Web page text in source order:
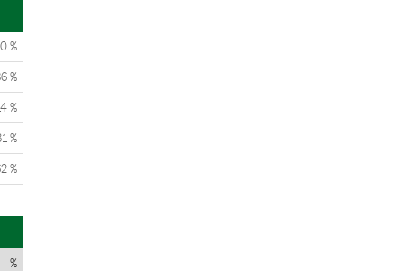
%
%
%
%
%
%